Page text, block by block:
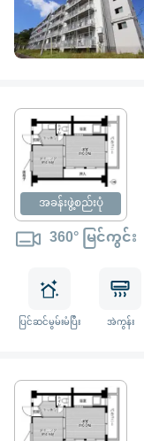
အခန်းဖွဲ့စည်းပုံ
360° မြင်ကွင်း
ပြင်ဆင်မွမ်းမံပြီး အဲကွန်း